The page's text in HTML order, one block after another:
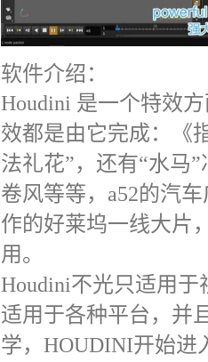
软件介绍：
Houdini 是一个特效
效都是由它完成：
《
法礼花”，还有“水马
卷风等等， a52的汽
作的好莱坞一线大片
用。
Houdini不光只适用于
适用于各种平台，并
学， HOUDINI开始进